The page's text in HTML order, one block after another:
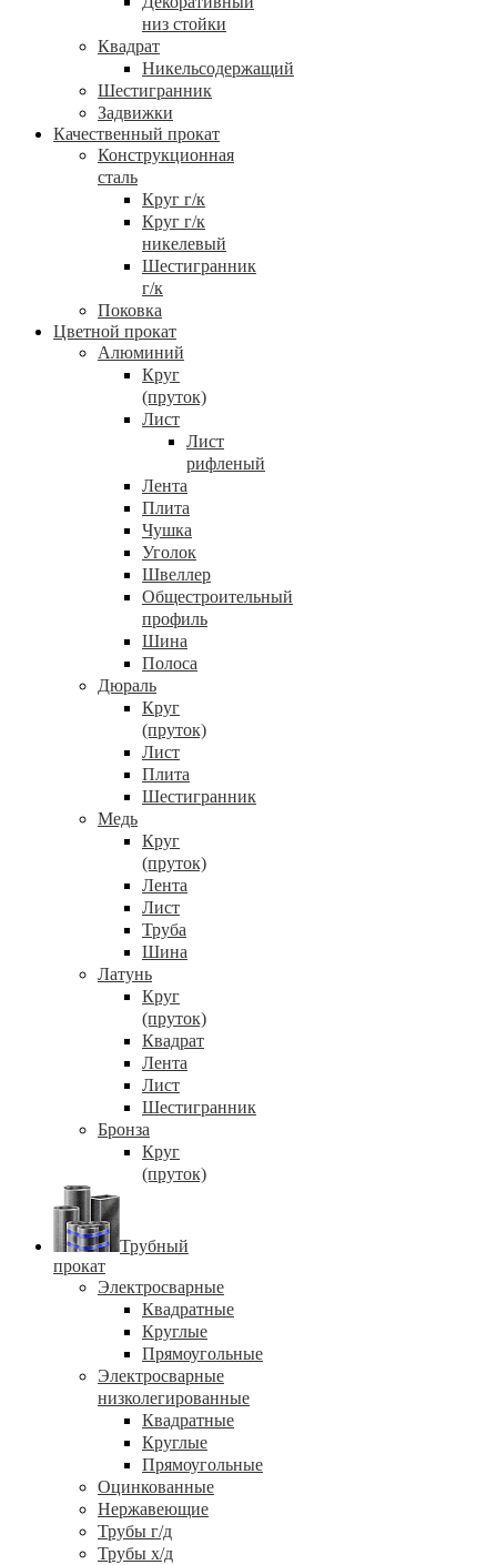
низ стойки
Квадрат
Никельсодержащий
Шестигранник
Задвижки
Качественный прокат
Конструкционная
сталь
Круг г/к
Круг г/к
никелевый
Шестигранник
г/к
Поковка
Цветной прокат
Алюминий
Круг
(пруток)
Лист
Лист
рифленый
Лента
Плита
Чушка
Уголок
Швеллер
Общестроительный
профиль
Шина
Полоса
Дюраль
Круг
(пруток)
Лист
Плита
Шестигранник
Медь
Круг
(пруток)
Лента
Лист
Труба
Шина
Латунь
Круг
(пруток)
Квадрат
Лента
Лист
Шестигранник
Бронза
Круг
(пруток)
Трубный
прокат
Электросварные
Квадратные
Круглые
Прямоугольные
Электросварные
низколегированные
Квадратные
Круглые
Прямоугольные
Оцинкованные
Нержавеющие
Трубы г/д
Трубы х/д